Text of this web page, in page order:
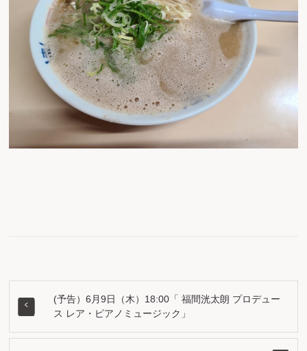
(予告）6月9日（木）18:00「 福間洸太朗 プロデュー
ス レア・ピアノミュージック」